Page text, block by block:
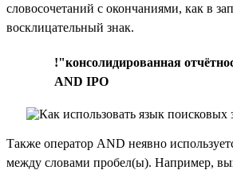
словосочетаний с окончаниями, как в
восклицательный знак.
!"консолидированная
AND IPO
Также оператор AND неявно
между словами пробел(ы). Например,